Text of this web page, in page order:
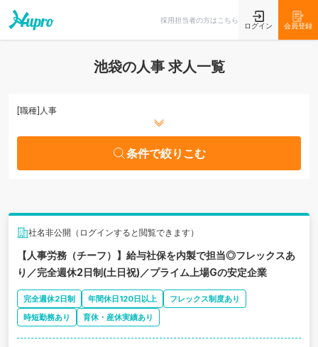
採用担当者の方はこちら
ログイン 会員登録
池袋の人事 求人一覧
[職種] 人事
条件で絞りこむ
社名非公開（ログインすると閲覧できます）
【人事労務（チーフ）】給与社保を内製で担当◎フレックスあ
り／完全週休2日制(土日祝)／プライム上場Gの安定企業
完全週休2日制 年間休日120日以上
フレックス制度あり
時短勤務あり
育休・産休実績あり